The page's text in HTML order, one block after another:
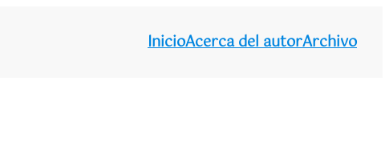
InicioAcerca del autorArchivo